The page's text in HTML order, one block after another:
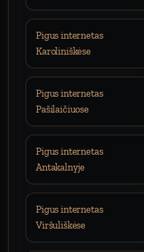
Pigus internetas
Karoliniškėse
Pigus internetas
Pašilaičiuose
Pigus internetas
Antakalnyje
Pigus internetas
Viršuliškėse